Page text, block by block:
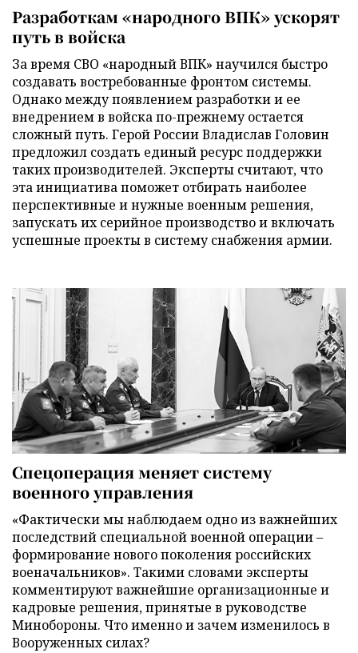
Разработкам «народного ВПК» ускорят
путь в войска
За время СВО «народный ВПК» научился быстро
создавать востребованные фронтом системы.
Однако между появлением разработки и ее
внедрением в войска по-прежнему остается
сложный путь. Герой России Владислав Головин
предложил создать единый ресурс поддержки
таких производителей. Эксперты считают, что
эта инициатива поможет отбирать наиболее
перспективные и нужные военным решения,
запускать их серийное производство и включать
успешные проекты в систему снабжения армии.
Спецоперация меняет систему
военного управления
«Фактически мы наблюдаем одно из важнейших
последствий специальной военной операции –
формирование нового поколения российских
военачальников». Такими словами эксперты
комментируют важнейшие организационные и
кадровые решения, принятые в руководстве
Минобороны. Что именно и зачем изменилось в
Вооруженных силах?